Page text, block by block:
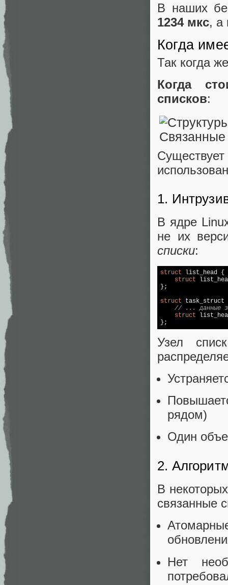
В наших
1234 мкс, а
Когда
Так когда
Когда
списков:
1.
В ядре
не их
списки:
struct list_head {
struct
};
struct task_struct
// ... данные
struct
};
Узел
рядом)
Один
2.
В
связанные
Нет